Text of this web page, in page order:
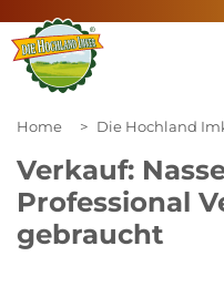
Home Die Hochland
Verkauf:
Professional
gebraucht